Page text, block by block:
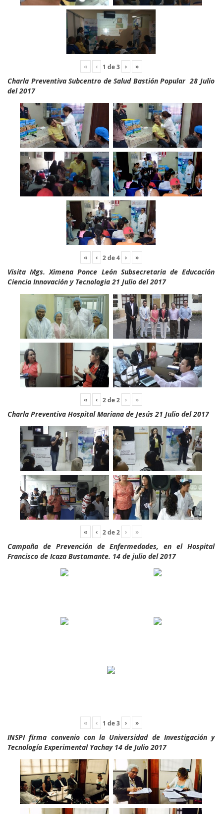
« ‹ 1 de3 › »
Charla Preventiva Subcentro de Salud Bastión Popular 28 Julio
del 2017
« ‹ 2de4 › »
Visita Mgs. Ximena Ponce León Subsecretaria de Educación
Ciencia Innovación y Tecnologia 21 Julio del 2017
« ‹ 2de2 › »
Charla Preventiva Hospital Mariana de Jesús 21 Julio del 2017
« ‹ 2de2 › »
Campaña de Prevención de Enfermedades, en el Hospital
Francisco de Icaza Bustamante. 14 de julio del 2017
« ‹ 1 de3 › »
INSPI firma convenio con la Universidad de Investigación y
Tecnología Experimental Yachay 14 de Julio 2017